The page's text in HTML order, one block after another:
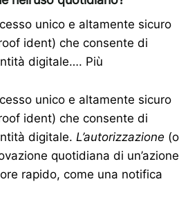
unico e altamente sicuro
ident) che consente di
digitale…. Più
unico e altamente sicuro
ident) che consente di
digitale. L’autorizzazione (o
quotidiana di un’azione
rapido, come una notifica